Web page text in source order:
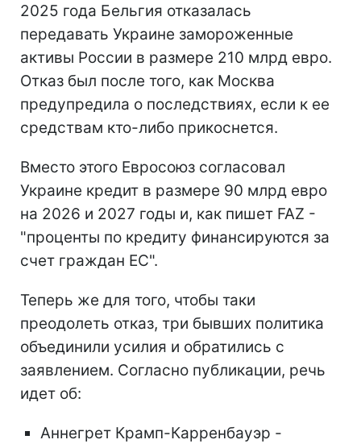
2025 года Бельгия отказалась
передавать Украине замороженные
активы России в размере 210 млрд евро.
Отказ был после того, как Москва
предупредила о последствиях, если к ее
средствам кто-либо прикоснется.
Вместо этого Евросоюз согласовал
Украине кредит в размере 90 млрд евро
на 2026 и 2027 годы и, как пишет FAZ -
"проценты по кредиту финансируются за
счет граждан ЕС".
Теперь же для того, чтобы таки
преодолеть отказ, три бывших политика
объединили усилия и обратились с
заявлением. Согласно публикации, речь
идет об:
Аннегрет Крамп-Карренбауэр -